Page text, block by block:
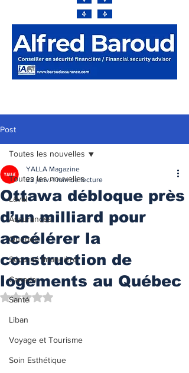
Post
Toutes les nouvelles
Laval
Assurances
Québec
Sécurité financière
Canada
Santé
Liban
Voyage et Tourisme
Soin Esthétique
Toutes les nouvelles
Ottawa débloque près
d’un milliard pour
accélérer la
construction de
logements au Québec
YALLA Magazine
22 janv. 1 min de lecture
Noté NaN étoiles sur 5.